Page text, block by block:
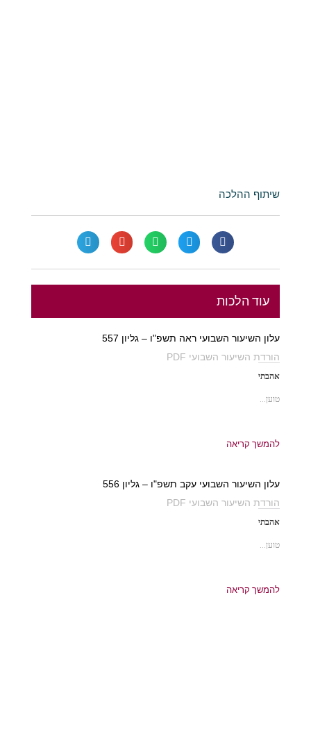
שיתוף ההלכה
עוד הלכות
עלון השיעור השבועי ראה תשפ"ו – גליון 557
הורדת השיעור השבועי PDF
אהבתי
טוען...
להמשך קריאה
עלון השיעור השבועי עקב תשפ"ו – גליון 556
הורדת השיעור השבועי PDF
אהבתי
טוען...
להמשך קריאה